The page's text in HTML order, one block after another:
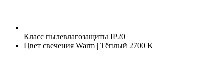
Класс пылевлагозащиты IP20
Цвет свечения Warm | Тёплый 2700 K